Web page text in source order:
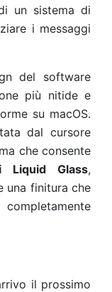
un sistema di
i messaggi
del software
più nitide e
su macOS.
dal cursore
che consente
Liquid Glass,
una finitura che
il prossimo